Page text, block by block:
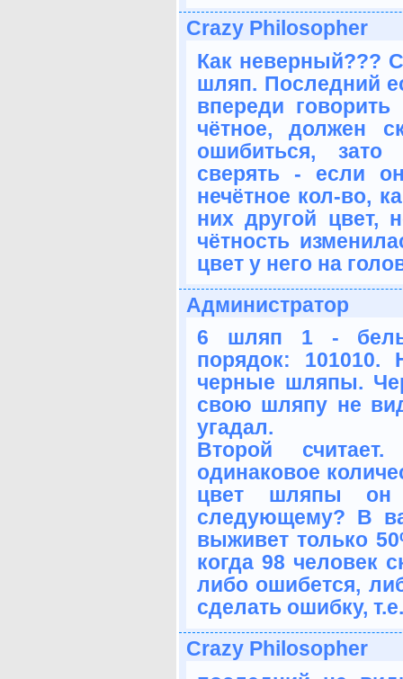
Crazy Philosopher
Как неверный???
шляп. Последний
впереди
чётное, должен
ошибиться,
сверять - если
нечётное кол-во,
них другой цвет,
чётность
цвет у него на
Администратор
6 шляп 1 -
порядок: 101010.
черные шляпы.
свою шляпу не
угадал.
Второй
одинаковое
цвет шляпы он
следующему? В
выживет только
когда 98 человек
либо ошибется,
сделать ошибку,
Crazy Philosopher